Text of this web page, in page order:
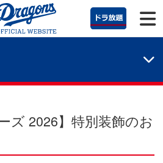
ズ 2026】特別装飾のお